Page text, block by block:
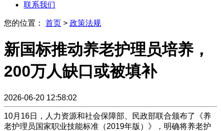
联系我们
您的位置： 首页 > 政策法规
新国标推动养老护理员培养，
200万人缺口或被填补
2026-06-20 12:58:02
10月16日，人力资源和社会保障部、民政部联合颁布了《养
老护理员国家职业技能标准（2019年版）》，明确将养老护